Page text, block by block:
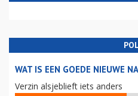
WAT IS EEN GOEDE NIEUWE
Verzin alsjeblieft iets anders